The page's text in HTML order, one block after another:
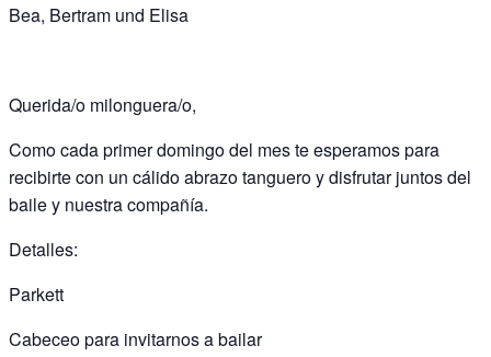
Bea, Bertram und Elisa
Querida/o milonguera/o,
Como cada primer domingo del mes te esperamos para
recibirte con un cálido abrazo tanguero y disfrutar juntos del
baile y nuestra compañía.
Detalles:
Parkett
Cabeceo para invitarnos a bailar